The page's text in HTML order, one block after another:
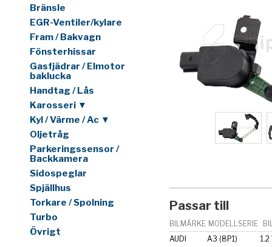
Bränsle
EGR-Ventiler/kylare
Fram / Bakvagn
Fönsterhissar
Gasfjädrar / Elmotor
baklucka
Handtag / Lås
Karosseri ▼
Kyl / Värme / Ac ▼
Oljetråg
Parkeringssensor /
Backkamera
Sidospeglar
Spjällhus
Torkare / Spolning
Turbo
Övrigt
Passar till
BILMÄRKE MODELLSERIE
AUDI
A3 (8P1) 1.2